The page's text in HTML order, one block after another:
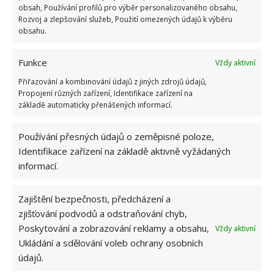
obsah, Používání profilů pro výběr personalizovaného obsahu,
Rozvoj a zlepšování služeb, Použití omezených údajů k výběru
obsahu.
Funkce
Vždy aktivní
Přiřazování a kombinování údajů z jiných zdrojů údajů,
Propojení různých zařízení, Identifikace zařízení na
základě automaticky přenášených informací.
Používání přesných údajů o zeměpisné poloze,
Identifikace zařízení na základě aktivně vyžádaných
informací.
Zajištění bezpečnosti, předcházení a
zjišťování podvodů a odstraňování chyb,
Poskytování a zobrazování reklamy a obsahu,
Ukládání a sdělování voleb ochrany osobních
údajů.
Vždy aktivní
vždy se vyplatí znát jak výhody, tak nevýhody.